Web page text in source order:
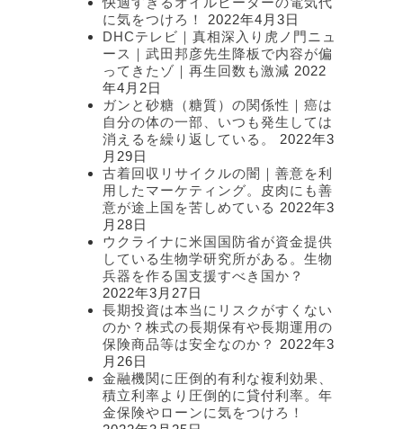
に気をつけろ！
2022年4月3日
DHCテレビ｜真相深入り虎ノ門ニュ
ース｜武田邦彦先生降板で内容が偏
ってきたゾ｜再生回数も激減 2022
年4月2日
ガンと砂糖（糖質）の関係性｜癌は
自分の体の一部、いつも発生しては
消えるを繰り返している。
2022年3
月29日
古着回収リサイクルの闇｜善意を利
用したマーケティング。皮肉にも善
意が途上国を苦しめている 2022年3
月28日
ウクライナに米国国防省が資金提供
している生物学研究所がある。生物
兵器を作る国支援すべき国か？
2022年3月27日
長期投資は本当にリスクがすくない
のか？株式の長期保有や長期運用の
保険商品等は安全なのか？
2022年3
月26日
金融機関に圧倒的有利な複利効果、
積立利率より圧倒的に貸付利率。年
金保険やローンに気をつけろ！